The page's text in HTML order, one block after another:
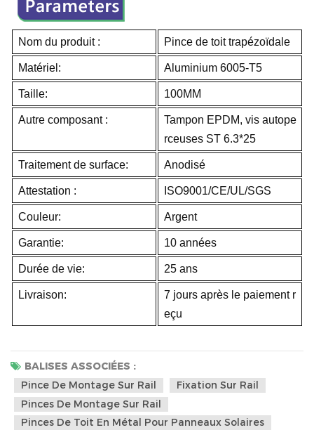
Nom du produit : Pince de toit trapézoïdale
Matériel: Aluminium 6005-T5
Taille: 100MM
Autre composant :
Tampon EPDM, vis autope
rceuses ST 6.3*25
Traitement de surface: Anodisé
Attestation : ISO9001/CE/UL/SGS
Couleur: Argent
Garantie: 10 années
Durée de vie: 25 ans
Livraison:
7 jours après le paiement r
eçu
BALISES ASSOCIÉES :
Pince De Montage Sur Rail
Fixation Sur Rail
Pinces De Montage Sur Rail
Pinces De Toit En Métal Pour Panneaux Solaires